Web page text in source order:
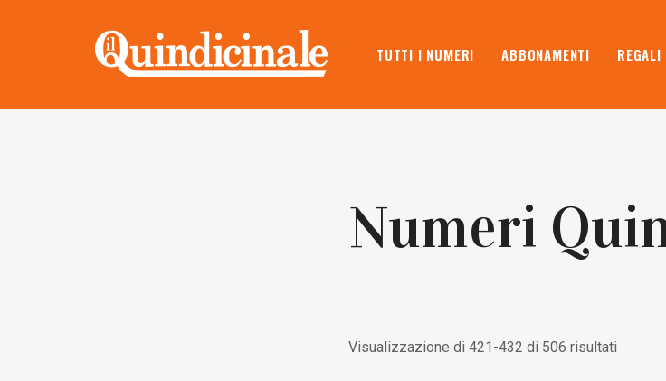
TUTTI I NUMERI ABBONAMENTI REGALI
Numeri
Visualizzazione di 421-432 di 506 risultati